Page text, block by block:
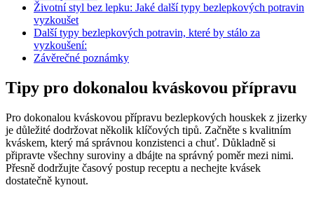
Životní styl bez lepku: Jaké další typy bezlepkových potravin
vyzkoušet
Další typy bezlepkových potravin, které by stálo za
vyzkoušení:
Závěrečné poznámky
Tipy pro dokonalou kváskovou přípravu
Pro dokonalou kváskovou přípravu bezlepkových houskek z jizerky
je důležité dodržovat několik klíčových tipů. Začněte s kvalitním
kváskem, který má správnou konzistenci a chuť. Důkladně si
připravte všechny suroviny a dbájte na správný poměr mezi nimi.
Přesně dodržujte časový postup receptu a nechejte kvásek
dostatečně kynout.